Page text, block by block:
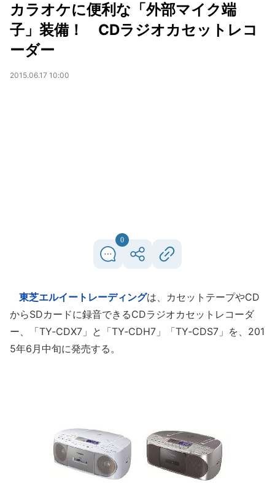
カラオケに便利な「外部マイク端
子」装備！ CDラジオカセットレコ
ーダー
2015.06.17 10:00
0
東芝エルイートレーディングは、カセットテープやCD
からSDカードに録音できるCDラジオカセットレコーダ
ー、「TY‐CDX7」と「TY‐CDH7」「TY‐CDS7」を、201
5年6月中旬に発売する。